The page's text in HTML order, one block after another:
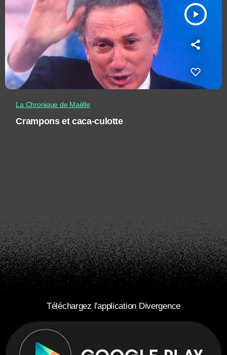
play_arrow
La Chronique de Maëlle
Crampons et caca-culotte
Téléchargez l'application Divergence